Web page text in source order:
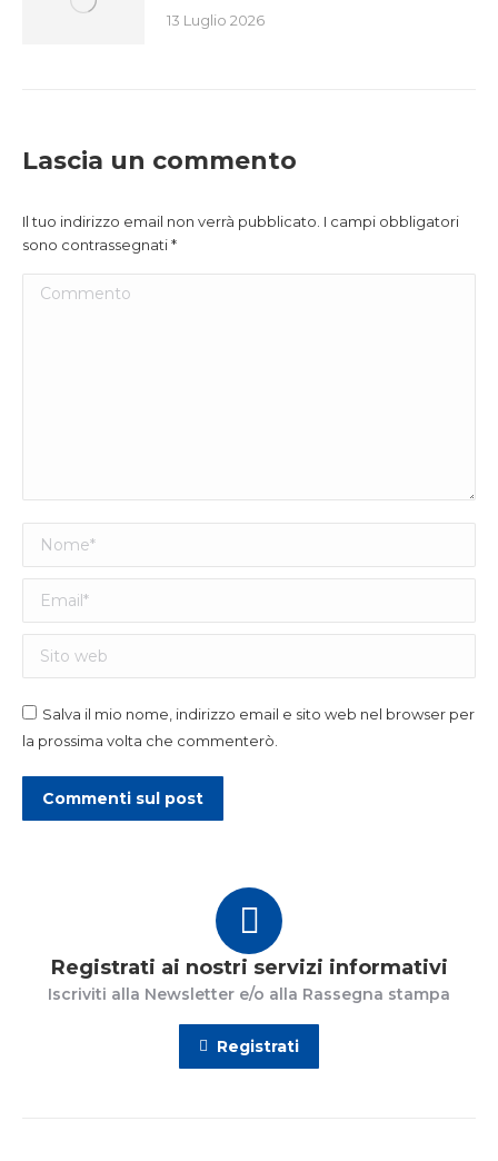
13 Luglio 2026
Lascia un commento
Il tuo indirizzo email non verrà pubblicato. I campi obbligatori
sono contrassegnati*
Commento
Nome *
Email *
Sito web
Salva il mio nome, indirizzo email e sito web nel browser per
la prossima volta che commenterò.
Commenti sul post
Registrati ai nostri servizi informativi
Iscriviti alla Newsletter e/o alla Rassegna stampa
Registrati